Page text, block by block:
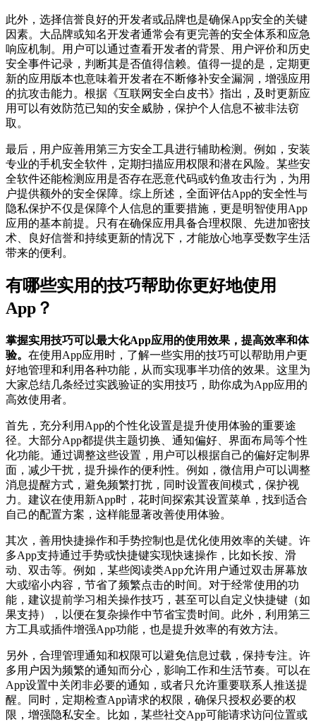
此外，选择信誉良好的开发者或品牌也是确保App安全的关键
因素。大品牌或知名开发者通常会有更完善的安全体系和应急
响应机制。用户可以通过查看开发者的背景、用户评价和历史
安全事件记录，判断其是否值得信赖。值得一提的是，定期更
新的应用版本也意味着开发者在不断修补安全漏洞，增强应用
的抗攻击能力。根据《互联网安全白皮书》指出，及时更新应
用可以有效防范已知的安全威胁，保护个人信息不被非法窃
取。
最后，用户应善用第三方安全工具进行辅助检测。例如，安装
专业的手机安全软件，定期扫描应用权限和潜在风险。某些安
全软件还能检测应用是否存在恶意代码或钓鱼攻击行为，为用
户提供额外的安全保障。综上所述，全面评估App的安全性与
隐私保护不仅是保障个人信息的重要措施，更是明智使用App
应用的基本前提。只有在确保应用具备合理权限、先进加密技
术、良好信誉和持续更新的情况下，才能放心地享受数字生活
带来的便利。
有哪些实用的技巧帮助你更好地使用
App？
掌握实用技巧可以最大化App应用的使用效果，提高效率和体
验。 在使用App应用时，了解一些实用的技巧可以帮助用户更
好地管理和利用各种功能，从而实现事半功倍的效果。这里为
大家总结几条经过实践验证的实用技巧，助你成为App应用的
高效使用者。
首先，充分利用App的个性化设置是提升使用体验的重要途
径。大部分App都提供主题切换、通知偏好、界面布局等个性
化功能。通过调整这些设置，用户可以根据自己的偏好定制界
面，减少干扰，提升操作的便利性。例如，微信用户可以调整
消息提醒方式，避免频繁打扰，同时设置夜间模式，保护视
力。建议在使用新App时，花时间探索其设置菜单，找到适合
自己的配置方案，这样能显著改善使用体验。
其次，善用快捷操作和手势控制也是优化使用效率的关键。许
多App支持通过手势或快捷键实现快速操作，比如长按、滑
动、双击等。例如，某些阅读类App允许用户通过双击屏幕放
大或缩小内容，节省了频繁点击的时间。对于经常使用的功
能，建议提前学习相关操作技巧，甚至可以自定义快捷键（如
果支持），以便在复杂操作中节省宝贵时间。此外，利用第三
方工具或插件增强App功能，也是提升效率的有效方法。
另外，合理管理通知和权限可以避免信息过载，保持专注。许
多用户因为频繁的通知而分心，影响工作和生活节奏。可以在
App设置中关闭非必要的通知，或者只允许重要联系人推送提
醒。同时，定期检查App请求的权限，确保只授权必要的权
限，增强隐私安全。比如，某些社交App可能请求访问位置或